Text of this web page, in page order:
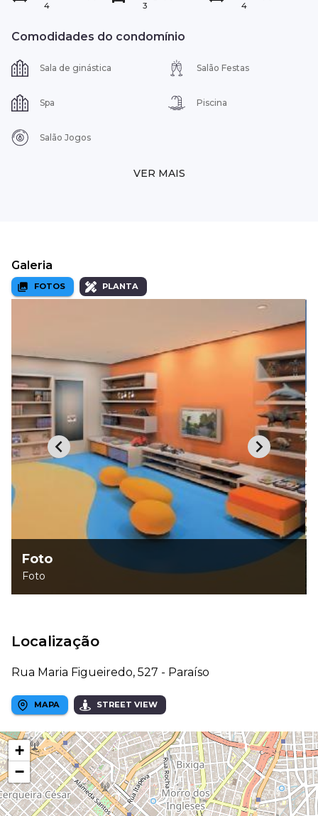
4
3
4
Comodidades do condomínio
Sala de ginástica Salão Festas
Spa Piscina
Salão Jogos
VER MAIS
Galeria
FOTOS PLANTA
Foto
Foto
Localização
Rua Maria Figueiredo, 527 - Paraíso
MAPA STREET VIEW
+
−